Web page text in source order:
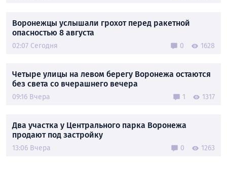
Воронежцы услышали грохот перед ракетной
опасностью 8 августа
02:07 Сегодня 0 1628
Четыре улицы на левом берегу Воронежа остаются
без света со вчерашнего вечера
09:16 Вчера 1 1317
Два участка у Центрального парка Воронежа
продают под застройку
13:06 Вчера 0 1263